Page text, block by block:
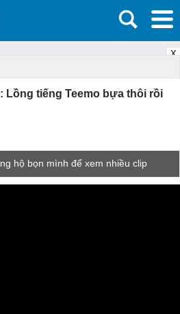
X
Lồng tiếng Teemo bựa thôi rồi
hộ bọn mình để xem nhiều clip